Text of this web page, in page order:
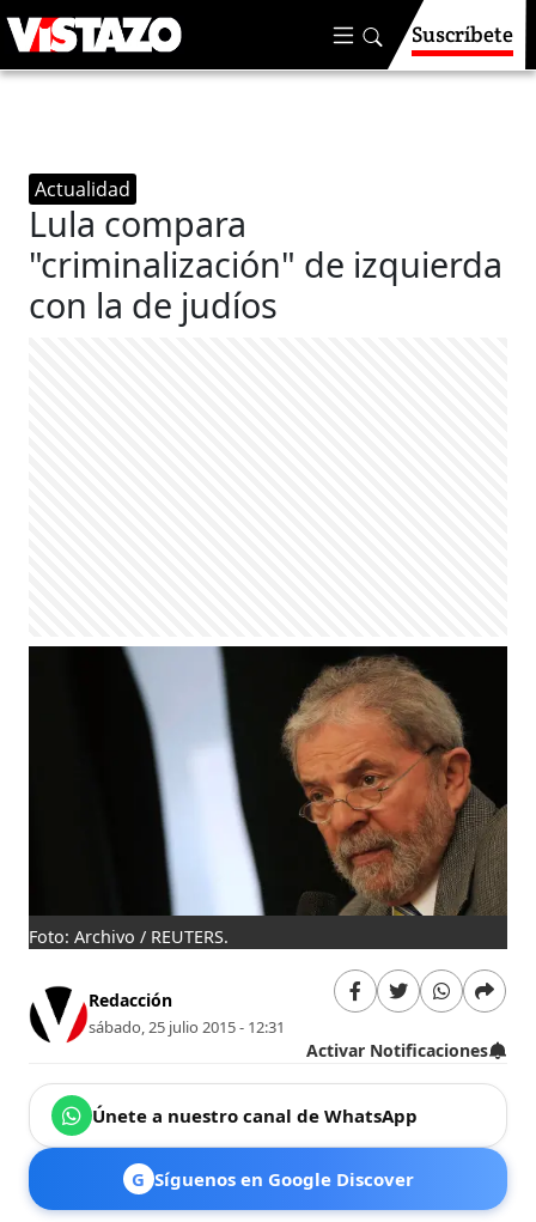
Suscríbete
Actualidad
Lula compara
"criminalización" de izquierda
con la de judíos
Foto: Archivo / REUTERS.
Redacción
sábado, 25 julio 2015 - 12:31
Activar Notificaciones
Únete a nuestro canal de WhatsApp
G Síguenos en Google Discover